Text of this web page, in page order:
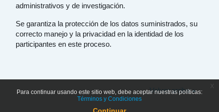
administrativos y de investigación.
Se garantiza la protección de los datos suministrados, su
correcto manejo y la privacidad en la identidad de los
participantes en este proceso.
Volver arriba
Para continuar usando este sitio web, debe aceptar nuestras políticas:
Términos y Condiciones